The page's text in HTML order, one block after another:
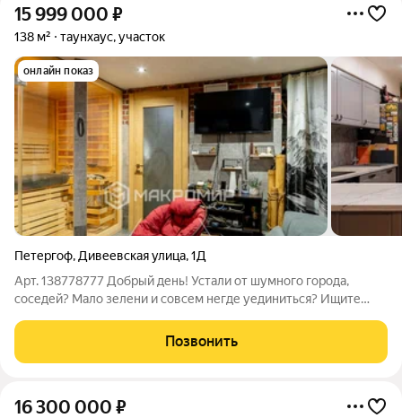
15 999 000 ₽
138 м² таунхаус, участок
онлайн показ
Петергоф, Дивеевская улица,1Д
Арт. 138778777 Добрый день! Устали от шумного города,
соседей? Мало зелени и совсем негде уединиться? Ищите
работать одновременно? Тогда обратите внимание на данное
предложение!!! Предлагаем Вашему
Позвонить
16 300 000 ₽